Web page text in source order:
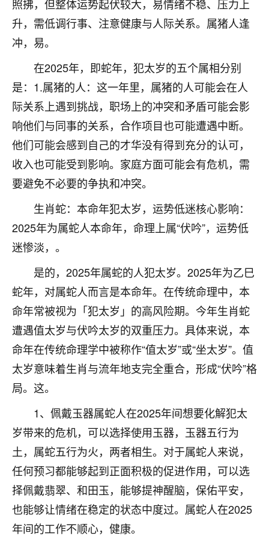
照拂，但整体运势起伏较大，易情绪不稳、压力上
升，需低调行事、注意健康与人际关系。属猪人逢
冲，易。
在2025年，即蛇年，犯太岁的五个属相分别
是：1.属猪的人：这一年里，属猪的人可能会在人
际关系上遇到挑战，职场上的冲突和矛盾可能会影
响他们与同事的关系，合作项目也可能遭遇中断。
他们可能会感到自己的才华没有得到充分的认可，
收入也可能受到影响。家庭方面可能会有危机，需
要避免不必要的争执和冲突。
生肖蛇：本命年犯太岁，运势低迷核心影响：
2025年为属蛇人本命年，命理上属“伏吟”，运势低
迷惨淡，。
是的，2025年属蛇的人犯太岁。2025年为乙巳
蛇年，对属蛇人而言是本命年。在传统命理中，本
命年常被视为「犯太岁」的高风险期。今年生肖蛇
遭遇值太岁与伏吟太岁的双重压力。具体来说，本
命年在传统命理学中被称作“值太岁”或“坐太岁”。值
太岁意味着生肖与流年地支完全重合，形成“伏吟”格
局。这。
1、佩戴玉器属蛇人在2025年间想要化解犯太
岁带来的危机，可以选择使用玉器，玉器五行为
土，属蛇五行为火，两者相生。对于属蛇人来说，
任何预习都能够起到正面积极的促进作用，可以选
择佩戴翡翠、和田玉，能够提神醒脑，保佑平安，
也能够让情绪在稳定的状态中度过。属蛇人在2025
年间的工作不顺心，健康。
12小时前 来自北京 32
心心相印
问题，反正就是不舒服。中医西医看遍了，找不到问
题，后来无意中看到有人推荐慧来老师，跟老师聊过
之后，心情豁然开朗，也听老师建议，处理了一些因
果问题。今年以来，身体比以前好多，主要是心情好
了，老师说境随心转，现在深有体会了。
鹿森：是的，其实跟老师聊过之后，最大的感
触，首先就是心态会变好，万般皆是命，半点
不由人！
1天前 来自四川 9
金白水清
我也想找老师看看，有没有人给个联系方式的啊？
鹿森 ：慧来老师微信：gjsy0624
1天前 来自江西 12
青春168
我也想要，我也想要！
2天前 来自山西 15
Jessica李
老师做不做超度法事？我想给我奶奶做超度，她今年
刚去世了。
七零老顽童：我母亲前年离世，刚开始我经常
做梦梦见她，后来也是朋友介绍，找到慧来老
师，安排了超度法事，做梦再也没有梦到过
了，一开始是半信半疑的，图个心安，给亡母
超度，现在看来，人不信也不行。
2天前 来自云南